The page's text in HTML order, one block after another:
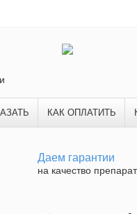
КАК ОПЛАТИТЬ
Даем гарантии
на качество